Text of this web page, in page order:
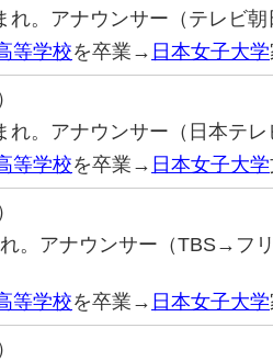
れ。アナウンサー（テレビ朝
等学校を卒業→ 日本女子大学
れ。アナウンサー（日本テレ
等学校を卒業→ 日本女子大学
。アナウンサー（TBS→フ
等学校を卒業→ 日本女子大学